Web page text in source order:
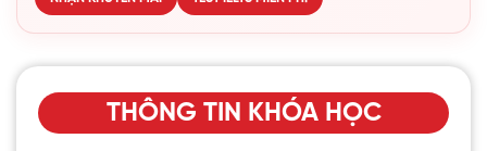
THÔNG TIN KHÓA HỌC